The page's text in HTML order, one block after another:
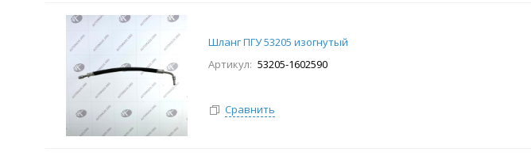
Шланг ПГУ 53205 изогнутый
Артикул: 53205-1602590
Сравнить